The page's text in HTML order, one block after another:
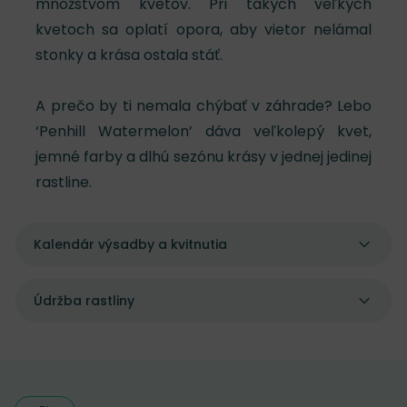
kvetoch sa oplatí opora, aby vietor nelámal
stonky a krása ostala stáť.
A prečo by ti nemala chýbať v záhrade? Lebo
‘Penhill Watermelon’ dáva veľkolepý kvet,
jemné farby a dlhú sezónu krásy v jednej jedinej
rastline.
Kalendár výsadby a kvitnutia
Údržba rastliny